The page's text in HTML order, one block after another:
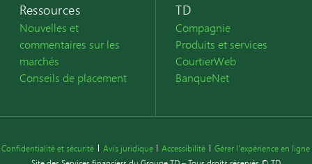
Ressources
Nouvelles et
commentaires sur les
marchés
Conseils de placement
TD
Compagnie
Produits et services
CourtierWeb
BanqueNet
Confidentialité et sécurité Avis juridique Accessibilité
Gérer l'expérience en ligne